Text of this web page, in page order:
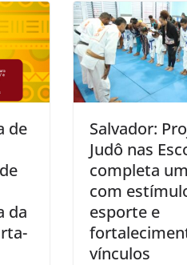
de
da
Salvador:
Judô nas
completa
com
esporte e
vínculos